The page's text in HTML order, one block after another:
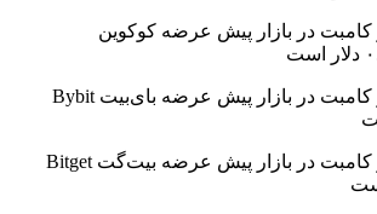
در بازار پیش عرضه کوکوین
قیمت امروز همستر کامبت در بازار پیش عرضه بای‌بیت Bybit
قیمت امروز همستر کامبت در بازار پیش عرضه بیت‌گت Bitget